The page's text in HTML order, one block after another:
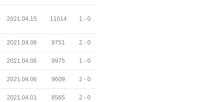
2021.04.15 11014 1 - 0
2021.04.06 9751 2 - 0
2021.04.06 9975 1 - 0
2021.04.06 9609 2 - 0
2021.04.01 8565 2 - 0